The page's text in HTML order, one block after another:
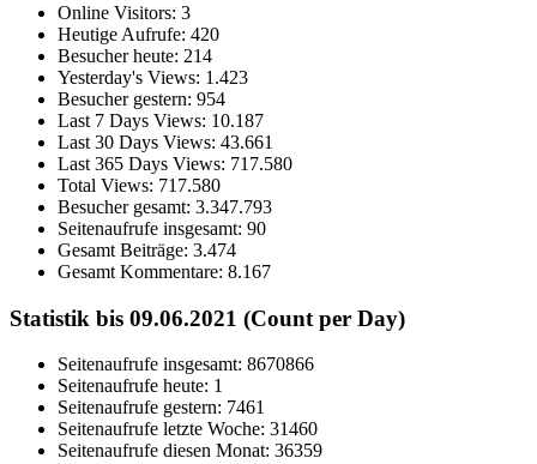
Online Visitors: 3
Heutige Aufrufe: 420
Besucher heute: 214
Yesterday's Views: 1.423
Besucher gestern: 954
Last 7 Days Views: 10.187
Last 30 Days Views: 43.661
Last 365 Days Views: 717.580
Total Views: 717.580
Besucher gesamt: 3.347.793
Seitenaufrufe insgesamt: 90
Gesamt Beiträge: 3.474
Gesamt Kommentare: 8.167
Statistik bis 09.06.2021 (Count per Day)
Seitenaufrufe insgesamt: 8670866
Seitenaufrufe heute: 1
Seitenaufrufe gestern: 7461
Seitenaufrufe letzte Woche: 31460
Seitenaufrufe diesen Monat: 36359